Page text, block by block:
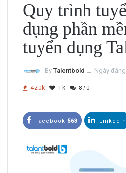
Quy trình
dụng phần
tuyển dụng
By Talentbold ــ Ngày đăng
420k 1k 870
Facebook 563 Linkedin